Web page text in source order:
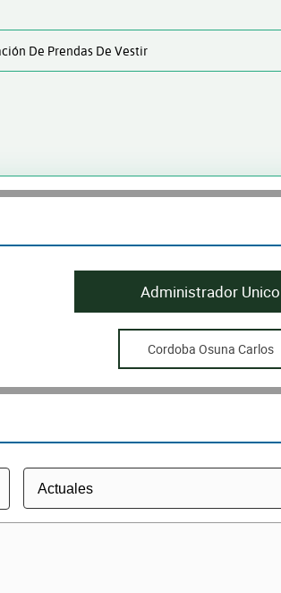
De Prendas De Vestir
Administrador Unico
Cordoba Osuna Carlos